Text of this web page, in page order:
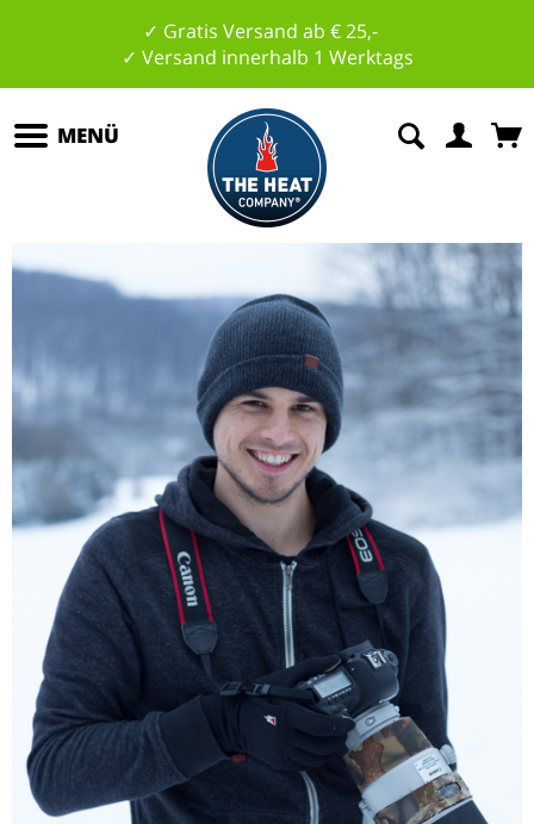
✓ Gratis Versand ab € 25,-
✓ Versand innerhalb 1 Werktags
MENÜ